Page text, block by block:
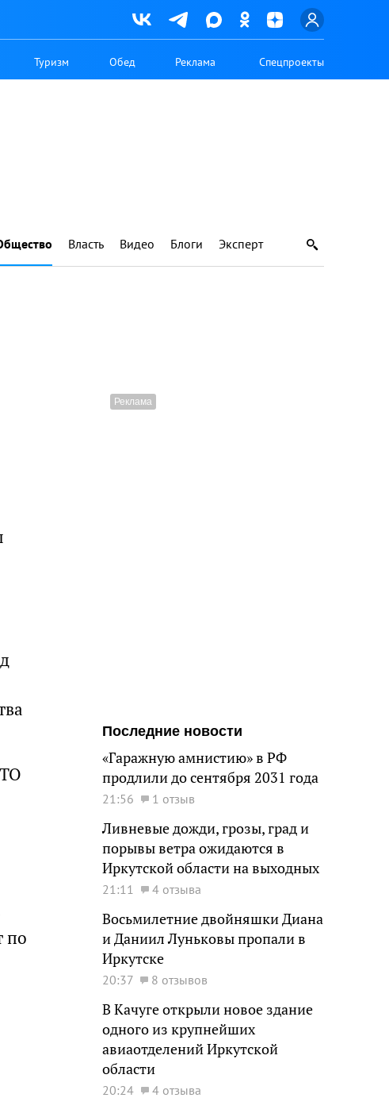
Туризм Обед Реклама Спецпроекты
Власть Видео Блоги Эксперт
по
Последние новости
«Гаражную амнистию» в РФ
продлили до сентября 2031 года
21:56 1 отзыв
Ливневые дожди, грозы, град и
порывы ветра ожидаются в
Иркутской области на выходных
21:11 4 отзыва
Восьмилетние двойняшки Диана
и Даниил Луньковы пропали в
Иркутске
20:37 8 отзывов
В Качуге открыли новое здание
одного из крупнейших
авиаотделений Иркутской
области
20:24 4 отзыва